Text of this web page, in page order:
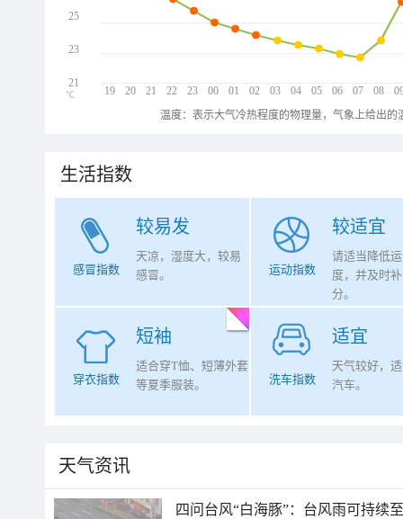
19 20 21 22 23 00 01 02 03 04 05 06 07 08
25
23
21
℃
温度：表示大气冷热程度的物理量，气象上给出
生活指数
较易发
感冒指数
天凉，湿度大，较易
感冒。
较适宜
运动指数
请适当降低
度，并及时
分。
短袖
穿衣指数
适合穿T恤、短薄外套
等夏季服装。
适宜
洗车指数
天气较好，
汽车。
天气资讯
四问台风“白海豚”：台风雨可持续